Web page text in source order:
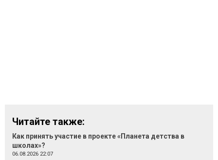
Читайте также:
Как принять участие в проекте «Планета детства в
школах»?
06.08.2026 22:07